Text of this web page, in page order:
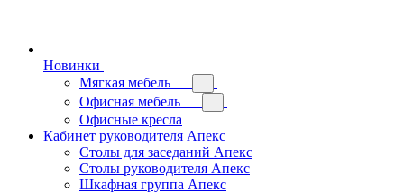
Новинки
Мягкая мебель
Офисная мебель
Офисные кресла
Кабинет руководителя Апекс
Столы для заседаний Апекс
Столы руководителя Апекс
Шкафная группа Апекс